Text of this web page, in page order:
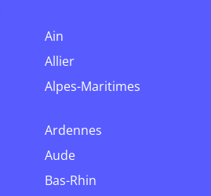
Ain
Allier
Alpes-Maritimes
Ardennes
Aude
Bas-Rhin